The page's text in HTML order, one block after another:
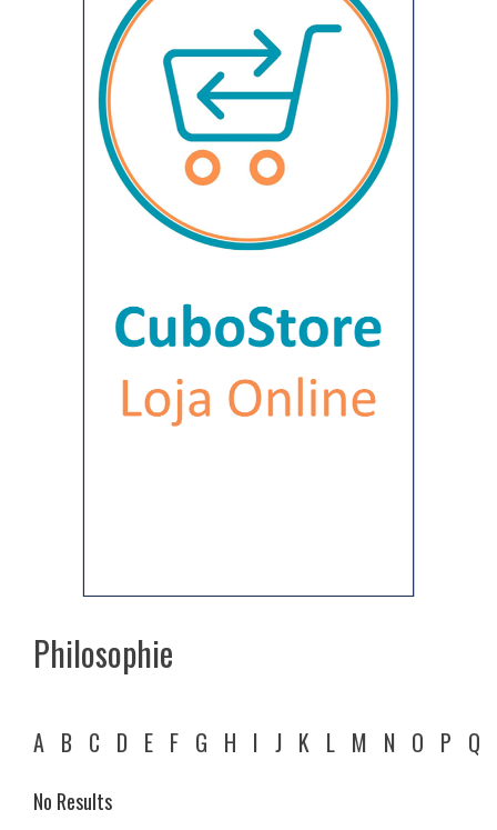
Philosophie
A B C D E F G H I J K L M N O P Q
No Results